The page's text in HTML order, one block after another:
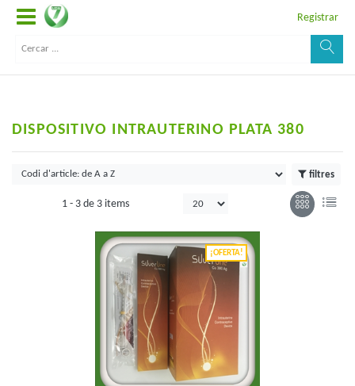
Registrar
DISPOSITIVO INTRAUTERINO PLATA 380
filtres
1 - 3 de 3 items
¡OFERTA!